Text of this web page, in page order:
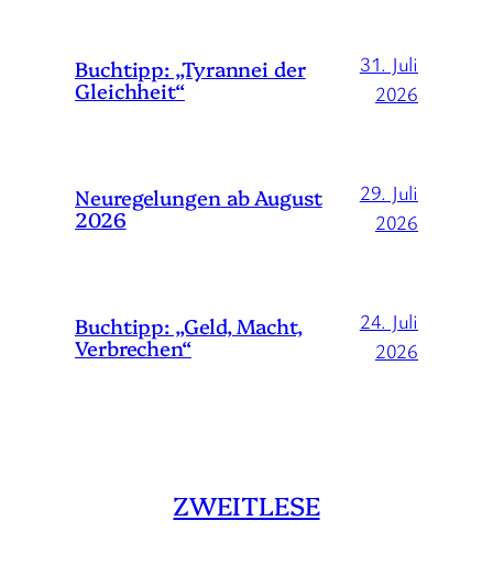
Buchtipp: „Tyrannei der
Gleichheit“
31. Juli
2026
Neuregelungen ab August
2026
29. Juli
2026
Buchtipp: „Geld, Macht,
Verbrechen“
24. Juli
2026
ZWEITLESE